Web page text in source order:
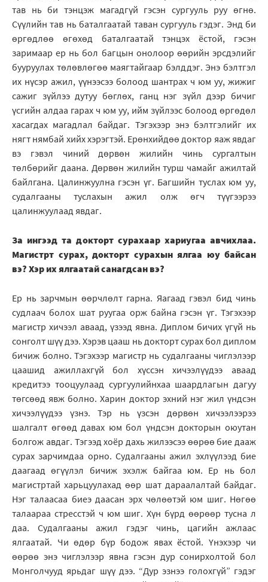
тав нь би тэнцэж магадгүй гэсэн сургууль руу өгнө.
Сүүлийн тав нь баталгаатай таван сургууль гэдэг. Энд би
өргөдлөө өгөхөд баталгаатай тэнцэх ёстой, гэсэн
заримаар ер нь бол багцын онолоор өөрийн эрсдэлийг
бууруулах төлөвлөгөө маягтайгаар бэлддэг. Энэ бэлтгэл
их нүсэр ажил, үүнээсээ болоод шантрах ч юм уу, жижиг
сажиг зүйлээ дутуу бөглөх, ганц нэг зүйл дээр бичиг
үсгийн алдаа гарах ч юм уу, ийм зүйлээс болоод өргөдөл
хасагдах магадлал байдаг. Тэгэхээр энэ бэлтгэлийг их
нягт нямбай хийх хэрэгтэй. Ерөнхийдөө доктор яаж явдаг
вэ гэвэл чиний дөрвөн жилийн чинь сургалтын
төлбөрийг даана. Дөрвөн жилийн турш чамайг ажилтай
байлгана. Цалинжуулна гэсэн үг. Багшийн туслах юм уу,
судалгааны туслахын ажил олж өгч түүгээрээ
цалинжуулаад явдаг.
За ингээд та докторт сурахаар хариугаа авчихлаа.
Магистрт сурах, докторт сурахын ялгаа юу байсан
вэ? Хэр их ялгаатай санагдсан вэ?
Ер нь зарчмын өөрчлөлт гарна. Яагаад гэвэл бид чинь
судлаач болох шат руугаа орж байна гэсэн үг. Тэгэхээр
магистр хичээл аваад, үзээд явна. Диплом бичих үгүй нь
сонголт шүү дээ. Хэрэв цааш нь докторт сурах бол диплом
бичиж болно. Тэгэхээр магистр нь судалгааны чиглэлээр
цаашид ажиллахгүй бол хүссэн хичээлүүдээ аваад
кредитээ тооцуулаад сургуулийнхаа шаардлагын дагуу
төгсөөд явж болно. Харин доктор эхний нэг жил үндсэн
хичээлүүдээ үзнэ. Тэр нь үзсэн дөрвөн хичээлээрээ
шалгалт өгөөд давах юм бол үндсэн докторын оюутан
болгож авдаг. Тэгээд хоёр дахь жилээсээ өөрөө бие дааж
сурах зарчимдаа орно. Судалгааны ажил эхлүүлээд бие
даагаад өгүүлэл бичиж эхэлж байгаа юм. Ер нь бол
магистртай харьцуулахад өөр шат дараалалтай байдаг.
Нэг талаасаа биеэ даасан эрх чөлөөтэй юм шиг. Нөгөө
талаараа стресстэй ч юм шиг. Хүн бүрд өөрөөр тусна л
даа. Судалгааны ажил гэдэг чинь, цагийн ажлаас
ялгаатай. Чи өдөр бүр бодож явах ёстой. Үнэхээр чи
өөрөө энэ чиглэлээр явна гэсэн дур сонирхолтой бол
Монголчууд ярьдаг шүү дээ. “Дур эзнээ голохгүй” гэдэг